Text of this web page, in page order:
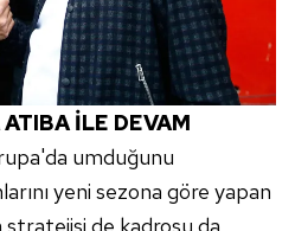
İLE DEVAM
umduğunu
yeni sezona göre yapan